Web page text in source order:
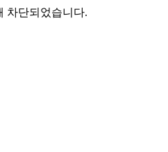
차단되었습니다.